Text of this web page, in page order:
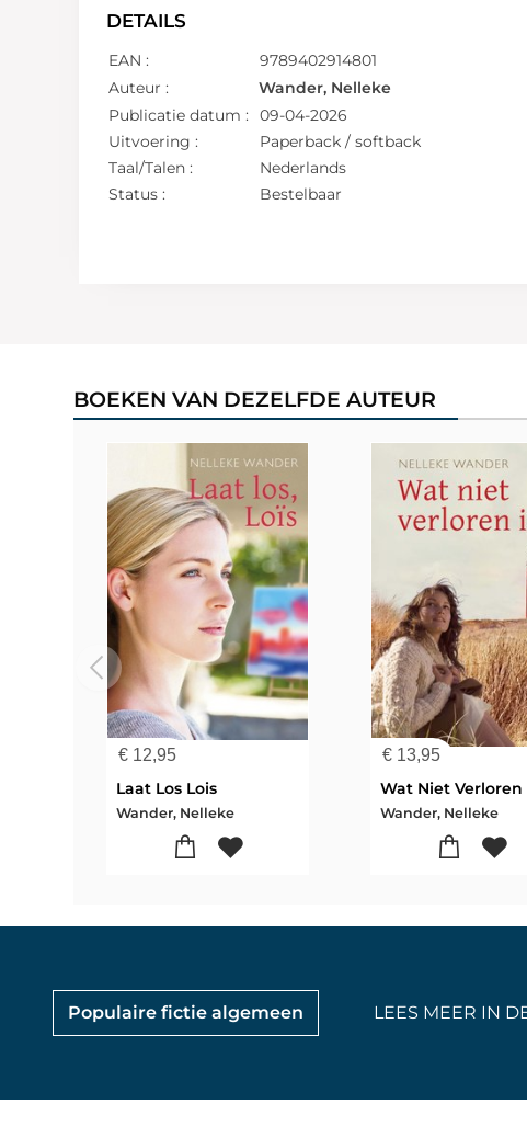
DETAILS
EAN :
9789402914801
Auteur :
Wander, Nelleke
Publicatie datum :
09-04-2026
Uitvoering :
Paperback / softback
Taal/Talen :
Nederlands
Status :
Bestelbaar
BOEKEN VAN DEZELFDE AUTEUR
€ 12,95
Laat Los Lois
Wander, Nelleke
€ 13,95
Wat Niet Verloren
Wander, Nelleke
Populaire fictie algemeen LEES MEER IN